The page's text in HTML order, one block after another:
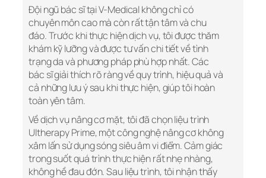
Đội ngũ bác sĩ tại V-Medical không chỉ có
chuyên môn cao mà còn rất tận tâm và chu
đáo. Trước khi thực hiện dịch vụ, tôi được thăm
khám kỹ lưỡng và được tư vấn chi tiết về tình
trạng da và phương pháp phù hợp nhất. Các
bác sĩ giải thích rõ ràng về quy trình, hiệu quả và
cả những lưu ý sau khi thực hiện, giúp tôi hoàn
toàn yên tâm.
Về dịch vụ nâng cơ mặt, tôi đã chọn liệu trình
Ultherapy Prime, một công nghệ nâng cơ không
xâm lấn sử dụng sóng siêu âm vi điểm. Cảm giác
trong suốt quá trình thực hiện rất nhẹ nhàng,
không hề đau đớn. Sau liệu trình, tôi nhận thấy